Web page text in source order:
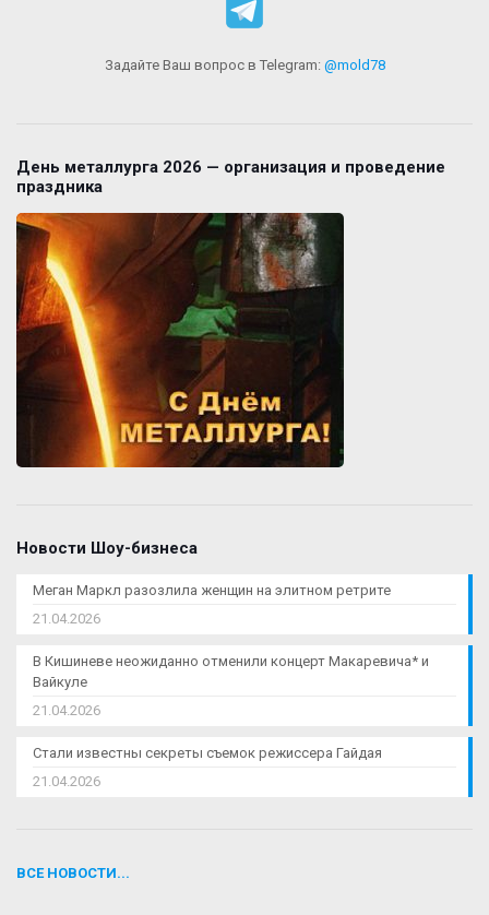
Задайте Ваш вопрос в Telegram: @mold78
День металлурга 2026 — организация и проведение
праздника
Новости Шоу-бизнеса
Меган Маркл разозлила женщин на элитном ретрите
21.04.2026
В Кишиневе неожиданно отменили концерт Макаревича* и
Вайкуле
21.04.2026
Стали известны секреты съемок режиссера Гайдая
21.04.2026
ВСЕ НОВОСТИ...